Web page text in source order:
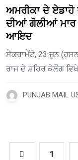
ਅਮਰੀਕਾ ਦੇ
ਦੀਆਂ ਗੋਲੀਆਂ ਮਾਰ
ਆਇਦ
ਸੈਕਰਾਮੈਂਟੋ, 23 ਜੂਨ
ਰਾਜ ਦੇ ਸ਼ਹਿਰ ਕੇਲੌਗ
PUNJAB MAIL
1